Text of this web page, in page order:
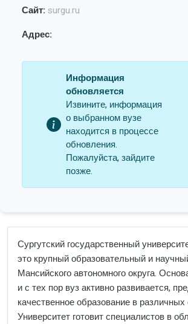
Сайт: surgu.ru
Адрес:
Информация
обновляется
Извините, информация
о выбранном вузе
находится в процессе
обновления.
Пожалуйста, зайдите
позже.
Сургутский государственный
это крупный образовательный и
Мансийского автономного округа.
и с тех пор вуз активно развивается,
качественное образование в
Университет готовит специалистов в